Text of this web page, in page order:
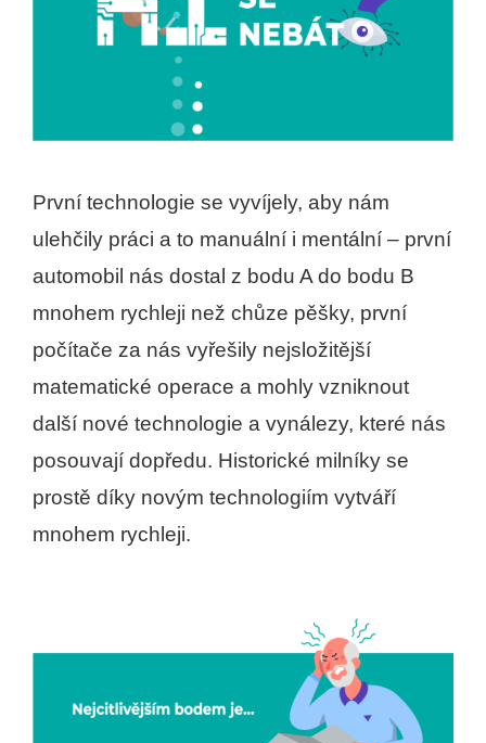
První technologie se vyvíjely, aby nám
ulehčily práci a to manuální i mentální – první
automobil nás dostal z bodu A do bodu B
mnohem rychleji než chůze pěšky, první
počítače za nás vyřešily nejsložitější
matematické operace a mohly vzniknout
další nové technologie a vynálezy, které nás
posouvají dopředu. Historické milníky se
prostě díky novým technologiím vytváří
mnohem rychleji.